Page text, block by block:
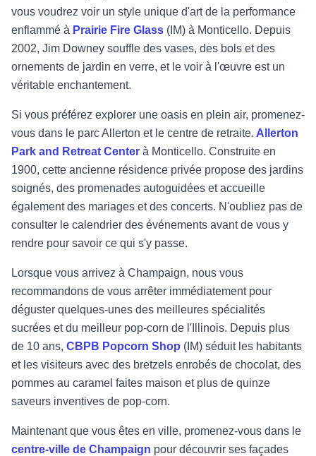
vous voudrez voir un style unique d'art de la performance
enflammé à Prairie Fire Glass (IM) à Monticello. Depuis
2002, Jim Downey souffle des vases, des bols et des
ornements de jardin en verre, et le voir à l'œuvre est un
véritable enchantement.
Si vous préférez explorer une oasis en plein air, promenez-
vous dans le parc Allerton et le centre de retraite. Allerton
Park and Retreat Center à Monticello. Construite en
1900, cette ancienne résidence privée propose des jardins
soignés, des promenades autoguidées et accueille
également des mariages et des concerts. N'oubliez pas de
consulter le calendrier des événements avant de vous y
rendre pour savoir ce qui s'y passe.
Lorsque vous arrivez à Champaign, nous vous
recommandons de vous arrêter immédiatement pour
déguster quelques-unes des meilleures spécialités
sucrées et du meilleur pop-corn de l'Illinois. Depuis plus
de 10 ans, CBPB Popcorn Shop (IM) séduit les habitants
et les visiteurs avec des bretzels enrobés de chocolat, des
pommes au caramel faites maison et plus de quinze
saveurs inventives de pop-corn.
Maintenant que vous êtes en ville, promenez-vous dans le
centre-ville de Champaign pour découvrir ses façades